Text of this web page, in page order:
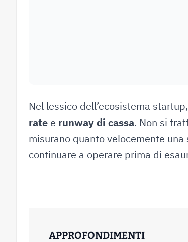
Nel lessico dell’ecosistema
rate e runway di cassa. Non si
misurano quanto velocemente
continuare a operare prima di
APPROFONDIMENTI